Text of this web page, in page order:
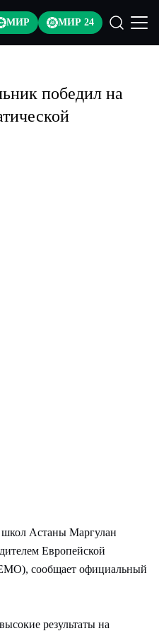
МИР МИР 24
победил на
школ Астаны Маргулан
Европейской
сообщает официальный
результаты на